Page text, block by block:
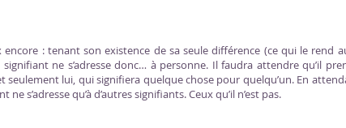
encore : tenant son existence de sa seule différence (ce qui le rend
signifiant ne s’adresse donc… à personne. Il faudra attendre qu’il
seulement lui, qui signifiera quelque chose pour quelqu’un. En
s’adresse qu’à d’autres signifiants. Ceux qu’il n’est pas.